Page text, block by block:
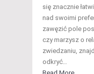
się znacznie
nad swoimi
zawęzić pole
czy marzysz o
zwiedzaniu,
odkryć…